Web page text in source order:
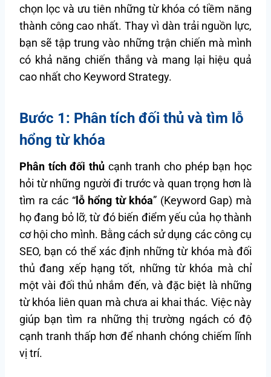
chọn lọc và ưu tiên những từ khóa có tiềm năng
thành công cao nhất. Thay vì dàn trải nguồn lực,
bạn sẽ tập trung vào những trận chiến mà mình
có khả năng chiến thắng và mang lại hiệu quả
cao nhất cho Keyword Strategy.
Bước 1: Phân tích đối thủ và tìm lỗ
hổng từ khóa
Phân tích đối thủ cạnh tranh cho phép bạn học
hỏi từ những người đi trước và quan trọng hơn là
tìm ra các “lỗ hổng từ khóa” (Keyword Gap) mà
họ đang bỏ lỡ, từ đó biến điểm yếu của họ thành
cơ hội cho mình. Bằng cách sử dụng các công cụ
SEO, bạn có thể xác định những từ khóa mà đối
thủ đang xếp hạng tốt, những từ khóa mà chỉ
một vài đối thủ nhắm đến, và đặc biệt là những
từ khóa liên quan mà chưa ai khai thác. Việc này
giúp bạn tìm ra những thị trường ngách có độ
cạnh tranh thấp hơn để nhanh chóng chiếm lĩnh
vị trí.